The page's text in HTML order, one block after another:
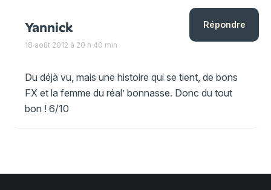
Yannick
18 août 2012 à 20 h 40 min
Du déjà vu, mais une histoire qui se tient, de bons
FX et la femme du réal’ bonnasse. Donc du tout
bon ! 6/10
Répondre